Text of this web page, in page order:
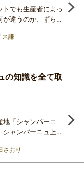
トでも生産者によっ
違うのか、ずらっ
ラン・ド・ブラン
名前がついているの
ような疑問にシャ
えていくシリーズ講
、導入している方
ス謙
の知識を全て取
「シャンパーニ
シャンパーニュ上級
ロコの「シャンパ
ゾッド」もしっかり
各回のアイテム
さおり